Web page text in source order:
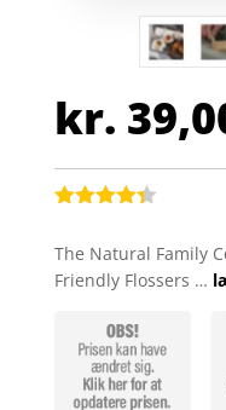
kr.
ud af 5
baseret
mmelser
The Natural Family
Friendly Flossers …